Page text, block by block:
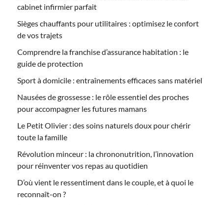
cabinet infirmier parfait
Sièges chauffants pour utilitaires : optimisez le confort
de vos trajets
Comprendre la franchise d’assurance habitation : le
guide de protection
Sport à domicile : entraînements efficaces sans matériel
Nausées de grossesse : le rôle essentiel des proches
pour accompagner les futures mamans
Le Petit Olivier : des soins naturels doux pour chérir
toute la famille
Révolution minceur : la chrononutrition, l’innovation
pour réinventer vos repas au quotidien
D’où vient le ressentiment dans le couple, et à quoi le
reconnaît-on ?